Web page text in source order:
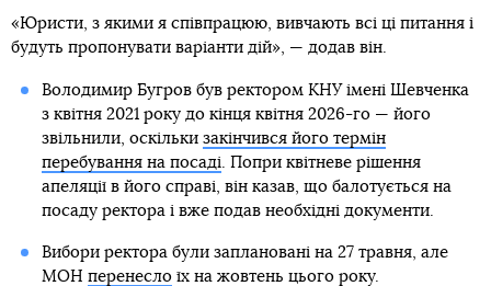
«Юристи, з якими я співпрацюю, вивчають всі ці питання і
будуть пропонувати варіанти дій», — додав він.
Володимир Бугров був ректором КНУ імені Шевченка
з квітня 2021 року до кінця квітня 2026-го — його
звільнили, оскільки закінчився його термін
перебування на посаді . Попри квітневе рішення
апеляції в його справі, він казав, що балотується на
посаду ректора і вже подав необхідні документи.
Вибори ректора були заплановані на 27 травня, але
МОН перенеслоїх на жовтень цього року.